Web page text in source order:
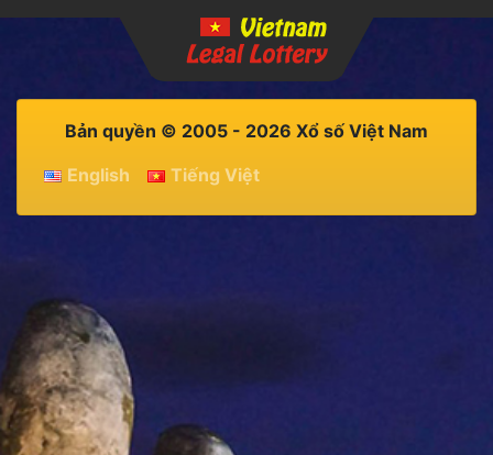
Bản quyền © 2005 - 2026 Xổ số Việt Nam
English
Tiếng Việt